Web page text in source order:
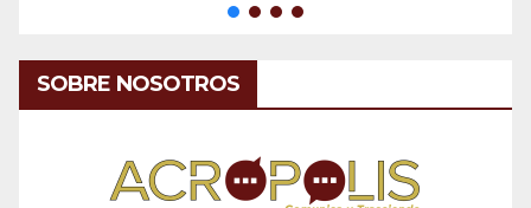
SOBRE NOSOTROS